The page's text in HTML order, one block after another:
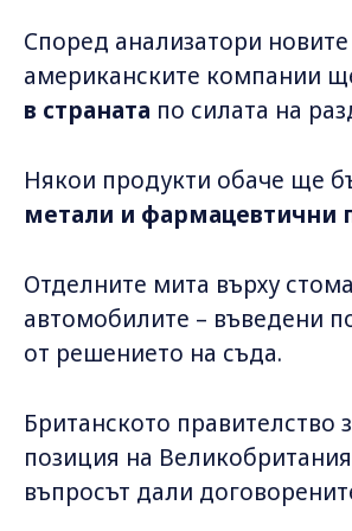
Според анализатори
американските компании
в страната по силата на
Някои продукти обаче ще
метали и фармацевтични
Отделните мита върху
автомобилите – въведени
от решението на съда.
Британското правителство
позиция на
въпросът дали